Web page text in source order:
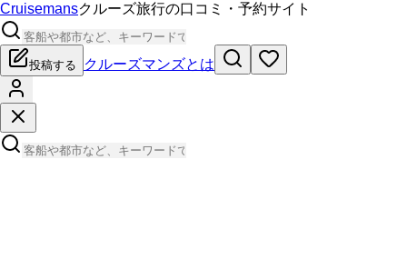
Cruisemansクルーズ旅行の口コミ・予約サイト
投稿する クルーズマンズとは